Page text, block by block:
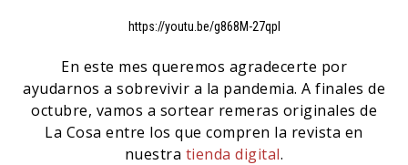
https://youtu.be/g868M-27qpI
En este mes queremos agradecerte por
ayudarnos a sobrevivir a la pandemia. A finales de
octubre, vamos a sortear remeras originales de
La Cosa entre los que compren la revista en
nuestra tienda digital.